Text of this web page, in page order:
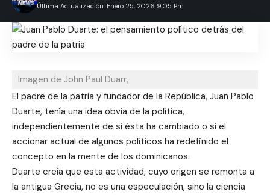
Última Actualización: Enero 25, 2026 9:05 Pm
Imagen de John Paul Duarr,
El padre de la patria y fundador de la República, Juan Pablo
Duarte, tenía una idea obvia de la política,
independientemente de si ésta ha cambiado o si el
accionar actual de algunos políticos ha redefinido el
concepto en la mente de los dominicanos.
Duarte creía que esta actividad, cuyo origen se remonta a
la antigua Grecia, no es una especulación, sino la ciencia